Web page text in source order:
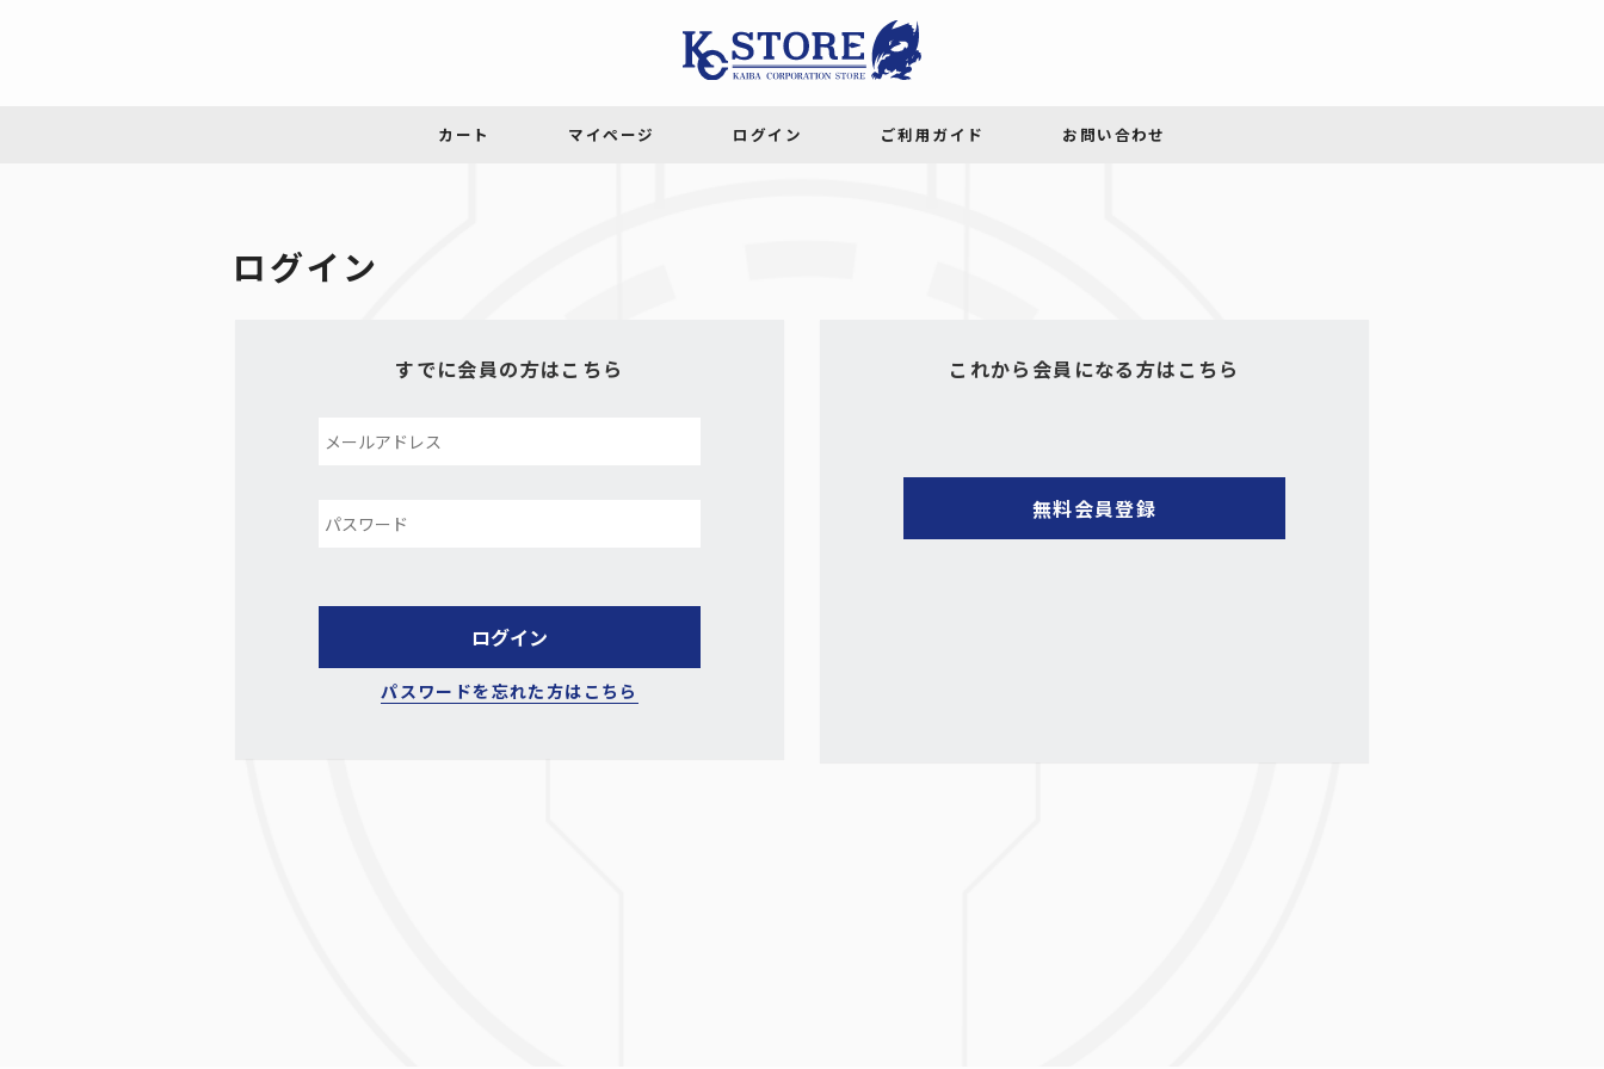
ログイン
すでに会員の方はこちら
パスワードを忘れた方はこちら
これから会員になる方はこちら